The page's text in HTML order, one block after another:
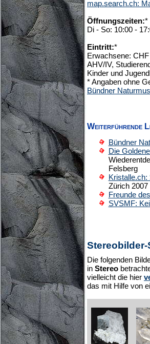
map.search.ch:
Öffnungszeiten:*
Di - So: 10:00 -
Eintritt:*
Erwachsene:
AHV/IV,
Kinder und
* Angaben ohne
Bündner
Weiterführende
Bündner
Die
Felsberg
Kristalle.ch:
Zürich 2007
Freunde
SVSMF:
Stereobilder-
Die folgenden
in Stereo
vielleicht die hier
das mit Hilfe von